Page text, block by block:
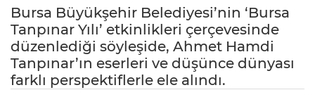
Bursa Büyükşehir Belediyesi’nin ‘Bursa
Tanpınar Yılı’ etkinlikleri çerçevesinde
düzenlediği söyleşide, Ahmet Hamdi
Tanpınar’ın eserleri ve düşünce dünyası
farklı perspektiflerle ele alındı.